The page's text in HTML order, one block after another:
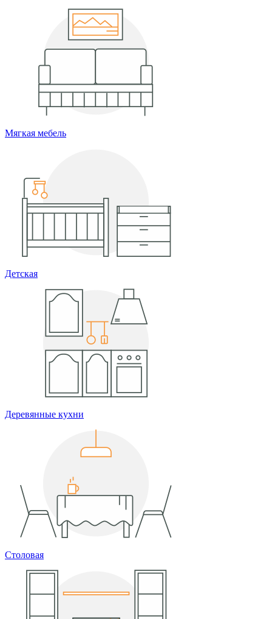
Мягкая мебель
Детская
Деревянные кухни
Столовая